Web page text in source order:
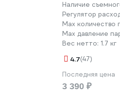
Наличие
Регулятор
Мах количество
Max давление
Вес нетто: 1.7 кг
4.7(47)
Последняя цена
3 390 ₽